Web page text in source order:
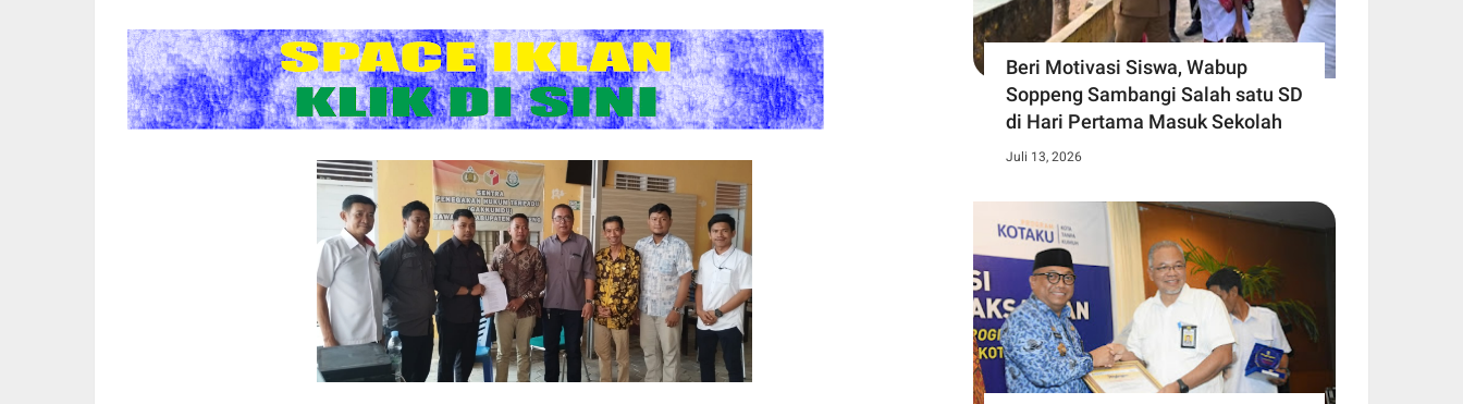
Beri Motivasi Siswa, Wabup
Soppeng Sambangi Salah satu SD
di Hari Pertama Masuk Sekolah
Juli 13, 2026